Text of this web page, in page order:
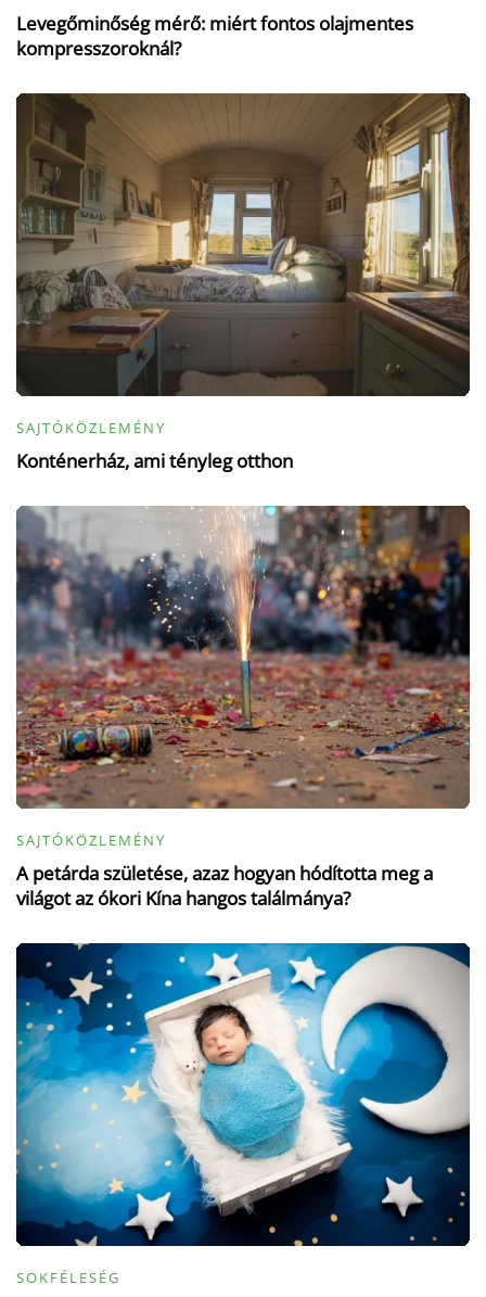
Levegőminőség mérő: miért fontos olajmentes
kompresszoroknál?
SAJTÓKÖZLEMÉNY
Konténerház, ami tényleg otthon
SAJTÓKÖZLEMÉNY
A petárda születése, azaz hogyan hódította meg a
világot az ókori Kína hangos találmánya?
SOKFÉLESÉG